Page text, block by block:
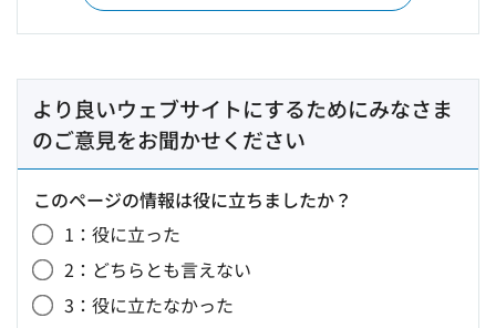
より良いウェブサイトにするためにみなさま
のご意見をお聞かせください
このページの情報は役に立ちましたか？
1：役に立った
2：どちらとも言えない
3：役に立たなかった